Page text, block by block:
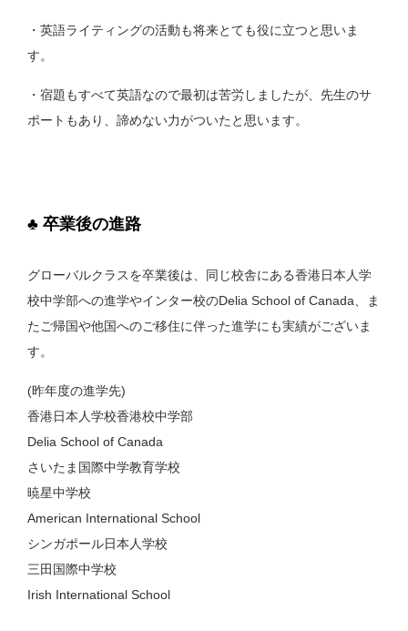
・英語ライティングの活動も将来とても役に立つと思いま
す。
・宿題もすべて英語なので最初は苦労しましたが、先生のサ
ポートもあり、諦めない力がついたと思います。
♣ 卒業後の進路
グローバルクラスを卒業後は、同じ校舎にある香港日本人学
校中学部への進学やインター校のDelia School of Canada、ま
たご帰国や他国へのご移住に伴った進学にも実績がございま
す。
(昨年度の進学先)
香港日本人学校香港校中学部
Delia School of Canada
さいたま国際中学教育学校
暁星中学校
American International School
シンガポール日本人学校
三田国際中学校
Irish International School